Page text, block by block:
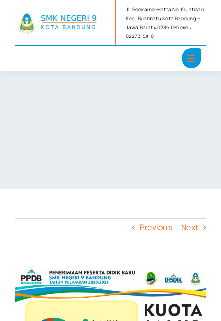
content
Jl. Soekarno-Hatta No.10 Jatisari,
Kec. Buahbatu Kota Bandung –
Jawa Barat 40286 | Phone :
0227315810
Previous Next
View
Larger
Image